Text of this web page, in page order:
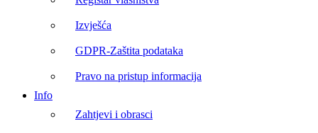
Izvješća
GDPR-Zaštita podataka
Pravo na pristup informacija
Info
Zahtjevi i obrasci